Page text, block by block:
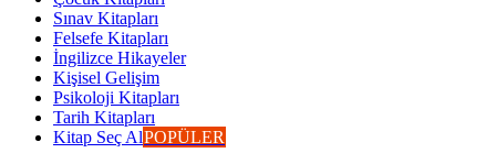
Sınav Kitapları
Felsefe Kitapları
İngilizce Hikayeler
Kişisel Gelişim
Psikoloji Kitapları
Tarih Kitapları
Kitap Seç AlPOPÜLER